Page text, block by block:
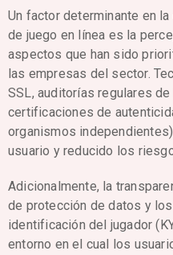
Un factor determinante en
de juego en línea es la
aspectos que han sido
las empresas del sector.
SSL, auditorías regulares
certificaciones de
organismos
usuario y reducido los
Adicionalmente, la
de protección de datos y
identificación del jugador
entorno en el cual los